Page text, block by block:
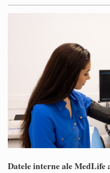
Datele interne ale MedLife